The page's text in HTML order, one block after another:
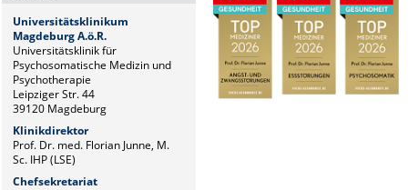
Universitätsklinikum
Magdeburg A.ö.R.
Universitätsklinik für
Psychosomatische Medizin und
Psychotherapie
Leipziger Str. 44
39120 Magdeburg
Klinikdirektor
Prof. Dr. med. Florian Junne, M.
Sc. IHP (LSE)
Chefsekretariat